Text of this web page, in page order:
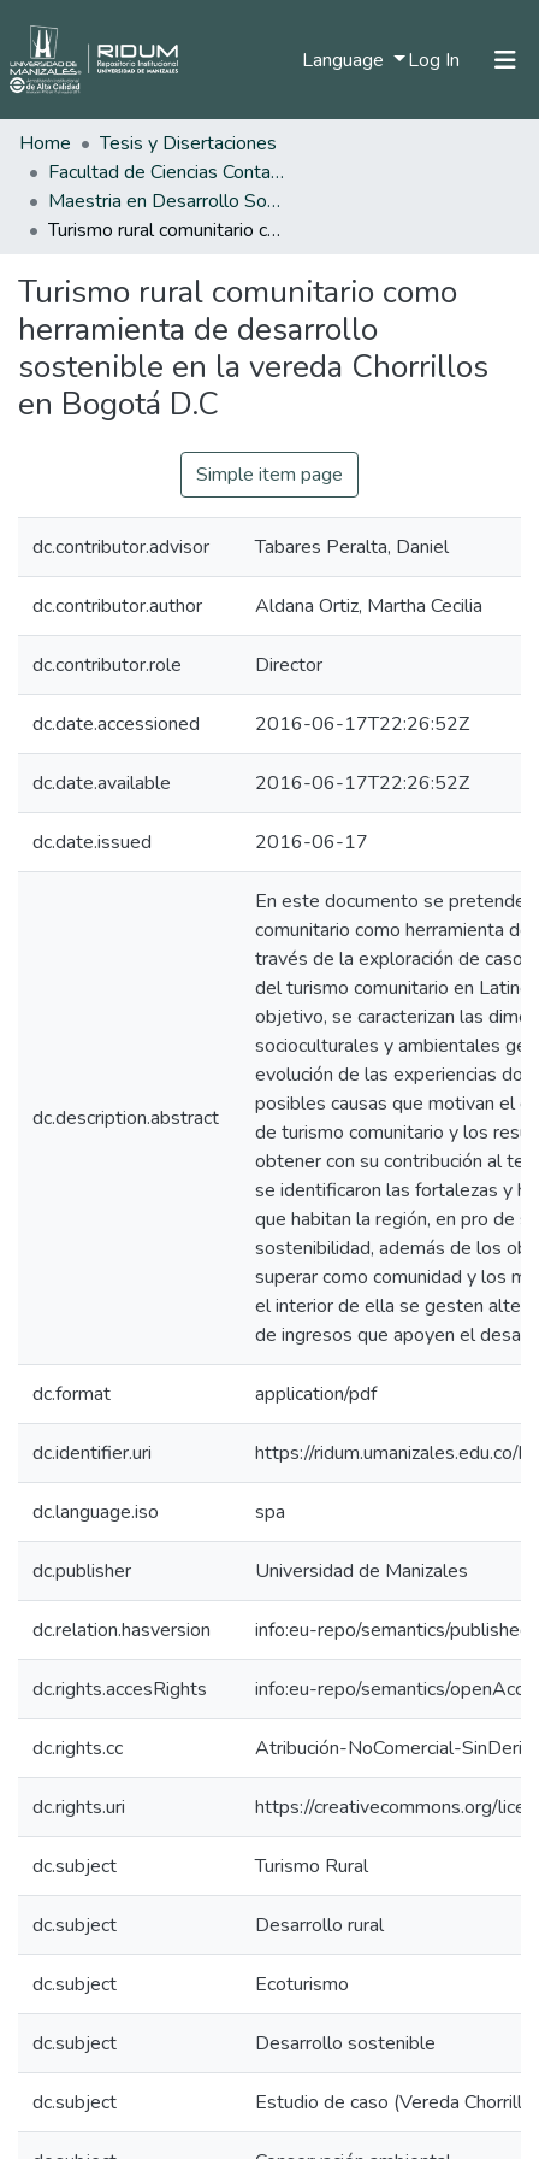
Language Log In (current)
Statistics
Home
Tesis y Disertaciones
Facultad de Ciencias Contables Económicas y Administrativas
Maestria en Desarrollo Sostenible y Medio Ambiente
Turismo rural comunitario como herramienta de desarrollo sostenible en la vereda Chorrillos en Bogotá D.C
Turismo rural comunitario como
herramienta de desarrollo
sostenible en la vereda Chorrillos
en Bogotá D.C
Simple item page
dc.contributor.advisor Tabares Peralta, Daniel
dc.contributor.author Aldana Ortiz, Martha Cecilia
dc.contributor.role Director
dc.date.accessioned 2016-06-17T22:26:52Z
dc.date.available 2016-06-17T22:26:52Z
dc.date.issued 2016-06-17
dc.description.abstract
En este documento se pretende
comunitario como herramienta
través de la exploración de
del turismo comunitario en
objetivo, se caracterizan las
socioculturales y ambientales
evolución de las experiencias
posibles causas que motivan el
de turismo comunitario y los
obtener con su contribución al
se identificaron las fortalezas y
que habitan la región, en pro de
sostenibilidad, además de los
superar como comunidad y los
el interior de ella se gesten
de ingresos que apoyen el
dc.format application/pdf
dc.identifier.uri https://
dc.language.iso spa
dc.publisher Universidad de Manizales
dc.relation.hasversion info:eu-repo/semantics/
dc.rights.accesRights info:eu-repo/semantics/
dc.rights.cc Atribución-NoComercial-
dc.rights.uri https://creativecommons.org/
dc.subject Turismo Rural
dc.subject Desarrollo rural
dc.subject Ecoturismo
dc.subject Desarrollo sostenible
dc.subject Estudio de caso (Vereda